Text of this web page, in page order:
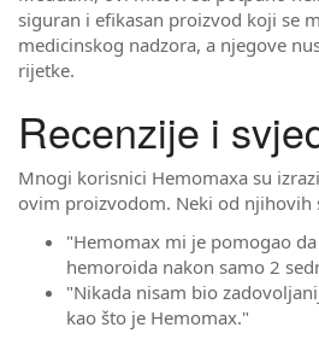
siguran i efikasan proizvod koji se
medicinskog nadzora, a njegove
rijetke.
Recenzije i
Mnogi korisnici Hemomaxa su
ovim proizvodom. Neki od njihovih
"Hemomax mi je pomogao
hemoroida nakon samo 2
"Nikada nisam bio
kao što je Hemomax."